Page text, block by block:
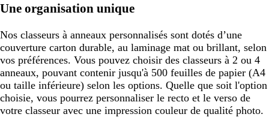
Une organisation unique
Nos classeurs à anneaux personnalisés sont dotés d’une
couverture carton durable, au laminage mat ou brillant, selon
vos préférences. Vous pouvez choisir des classeurs à 2 ou 4
anneaux, pouvant contenir jusqu'à 500 feuilles de papier (A4
ou taille inférieure) selon les options. Quelle que soit l'option
choisie, vous pourrez personnaliser le recto et le verso de
votre classeur avec une impression couleur de qualité photo.